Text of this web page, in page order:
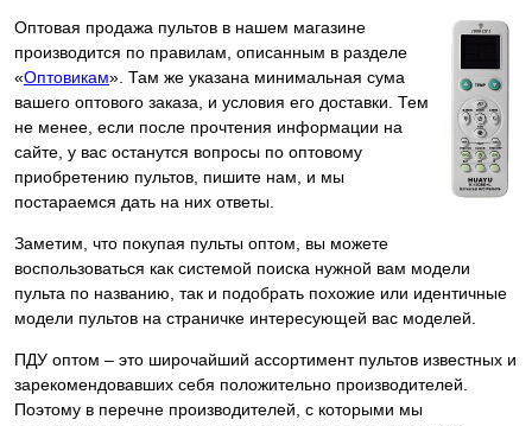
Оптовая продажа пультов в нашем магазине
производится по правилам, описанным в разделе
«Оптовикам». Там же указана минимальная сума
вашего оптового заказа, и условия его доставки. Тем
не менее, если после прочтения информации на
сайте, у вас останутся вопросы по оптовому
приобретению пультов, пишите нам, и мы
постараемся дать на них ответы.
Заметим, что покупая пульты оптом, вы можете
воспользоваться как системой поиска нужной вам модели
пульта по названию, так и подобрать похожие или идентичные
модели пультов на страничке интересующей вас моделей.
ПДУ оптом – это широчайший ассортимент пультов известных и
зарекомендовавших себя положительно производителей.
Поэтому в перечне производителей, с которыми мы